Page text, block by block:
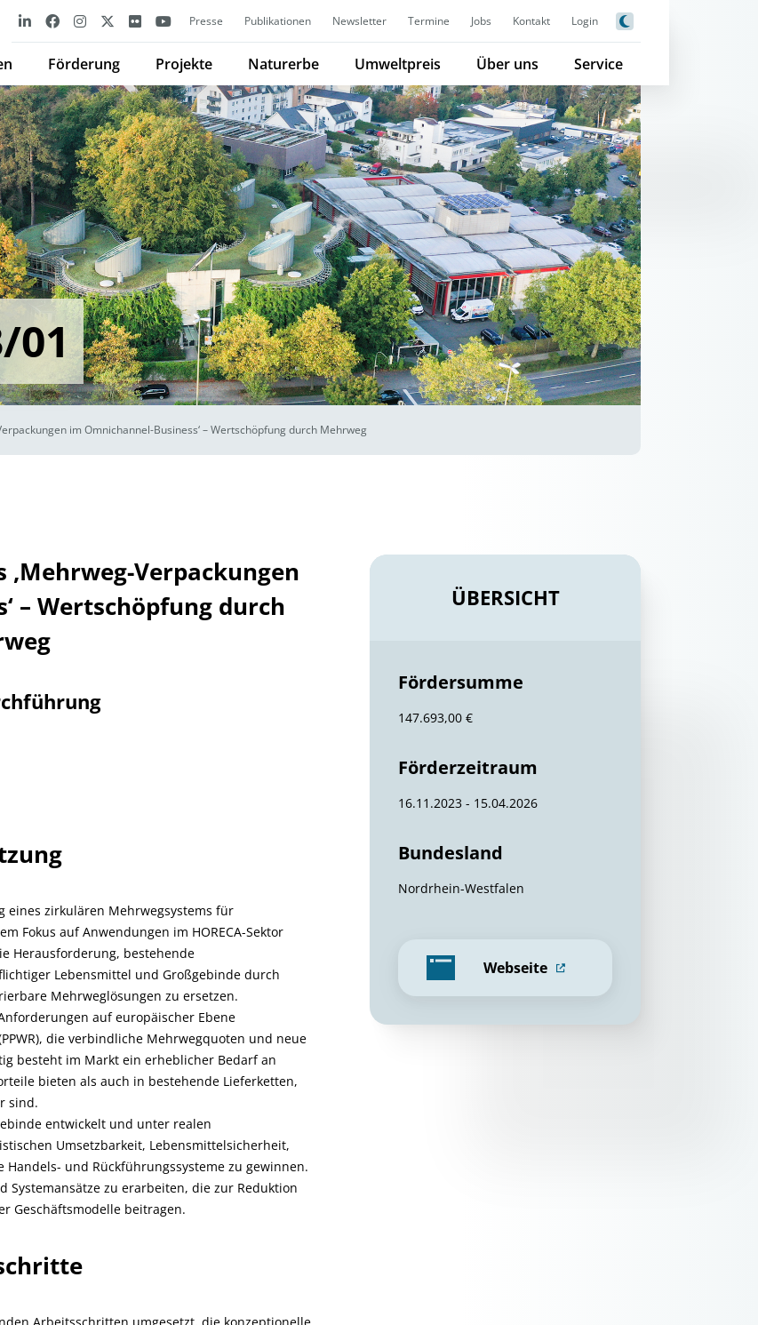
Presse Publikationen Newsletter Termine Jobs Kontakt Login
Förderung Projekte Naturerbe Umweltpreis Über uns Service
01
im Omnichannel-Business‘ – Wertschöpfung durch Mehrweg
‚Mehrweg-Verpackungen
– Wertschöpfung durch
eines zirkulären Mehrwegsystems für
Fokus auf Anwendungen im HORECA-Sektor
Herausforderung, bestehende
Lebensmittel und Großgebinde durch
Mehrweglösungen zu ersetzen.
auf europäischer Ebene
die verbindliche Mehrwegquoten und neue
besteht im Markt ein erheblicher Bedarf an
bieten als auch in bestehende Lieferketten,
sind.
entwickelt und unter realen
Umsetzbarkeit, Lebensmittelsicherheit,
und Rückführungssysteme zu gewinnen.
zu erarbeiten, die zur Reduktion
Geschäftsmodelle beitragen.
ÜBERSICHT
Fördersumme
147.693,00 €
Förderzeitraum
16.11.2023 - 15.04.2026
Bundesland
Nordrhein-Westfalen
Webseite